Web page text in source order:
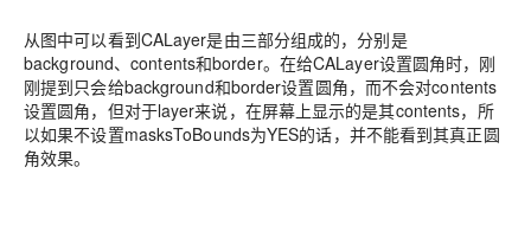
从图中可以看到CALayer是由三部分组成的，分别是
background、contents和border。在给CALayer设置圆角时，刚
刚提到只会给background和border设置圆角，而不会对contents
设置圆角，但对于layer来说，在屏幕上显示的是其contents，所
以如果不设置masksToBounds为YES的话，并不能看到其真正圆
角效果。